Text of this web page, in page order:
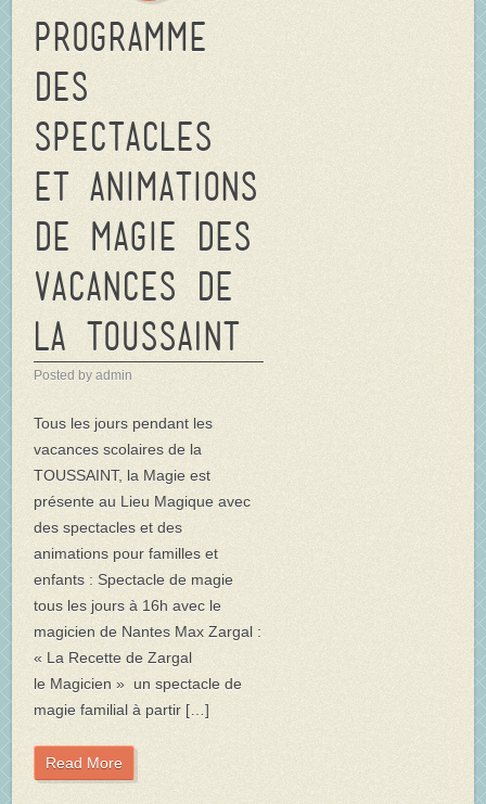
Programme
des
spectacles
et animations
de magie des
vacances de
la TOUSSAINT
Posted by admin
Tous les jours pendant les
vacances scolaires de la
TOUSSAINT, la Magie est
présente au Lieu Magique avec
des spectacles et des
animations pour familles et
enfants : Spectacle de magie
tous les jours à 16h avec le
magicien de Nantes Max Zargal :
« La Recette de Zargal
le Magicien » un spectacle de
magie familial à partir […]
Read More